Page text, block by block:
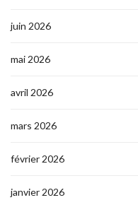
juin 2026
mai 2026
avril 2026
mars 2026
février 2026
janvier 2026